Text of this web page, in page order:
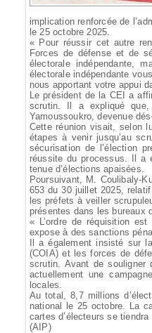
implication renforcée de
le 25 octobre 2025.
« Pour réussir cet autre
Forces de défense et de
électorale indépendante,
électorale indépendante
nous apportant votre appui
Le président de la CEI a
scrutin. Il a expliqué
Yamoussoukro, devenue
Cette réunion visait, selon
étapes à venir jusqu’au
sécurisation de l’élection
réussite du processus. Il a
tenue d’élections apaisées.
Poursuivant, M. Coulibaly-
653 du 30 juillet 2025,
les préfets à veiller
présentes dans les bureaux
« L’ordre de réquisition
expose à des sanctions
Il a également insisté sur
(COIA) et les forces de
scrutin. Avant de
actuellement une
locales.
Au total, 8,7 millions
national le 25 octobre. La
cartes d’électeurs se tiendra
(AIP)